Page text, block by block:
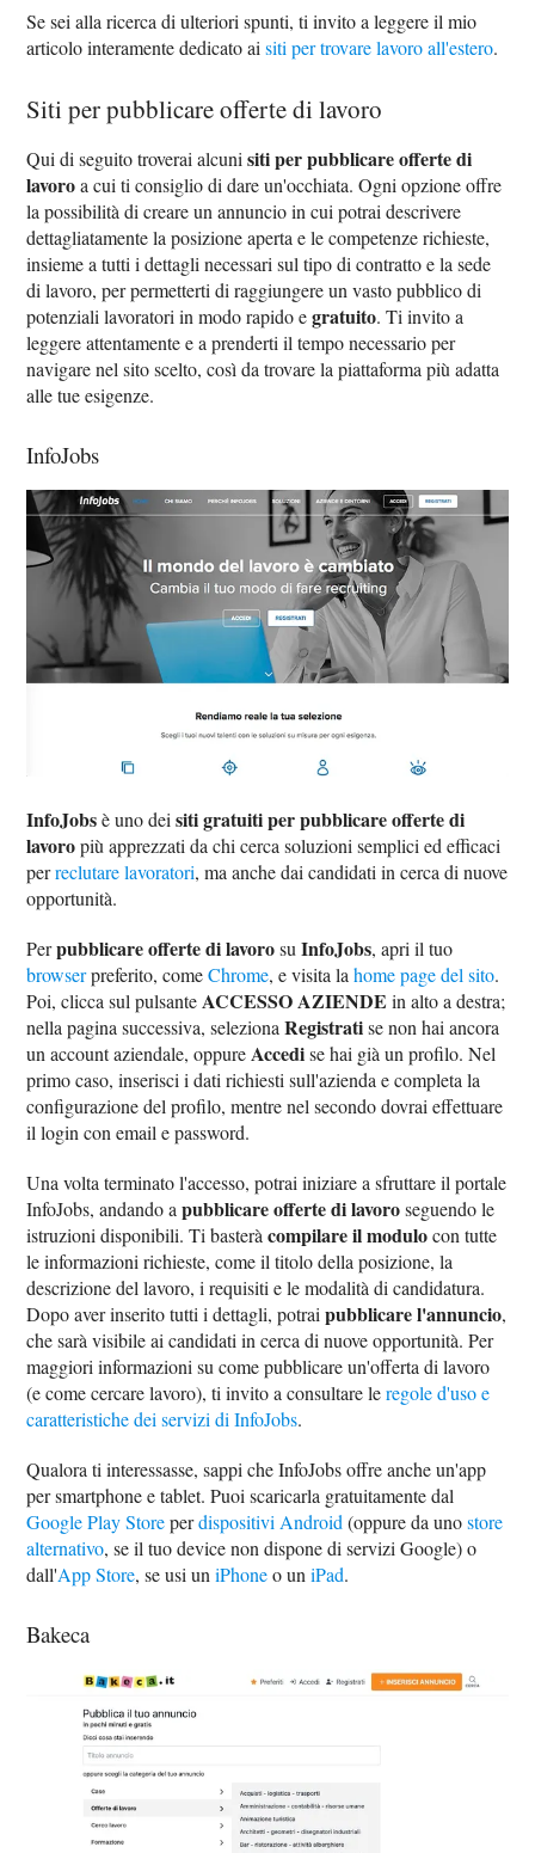
Se sei alla ricerca di ulteriori spunti, ti invito a leggere il mio
articolo interamente dedicato aisiti per trovare lavoro all'estero.
Siti per pubblicare offerte di lavoro
Qui di seguito troverai alcunisiti per pubblicare offerte di
lavoroa cui ti consiglio di dare un'occhiata. Ogni opzione offre
la possibilità di creare un annuncio in cui potrai descrivere
dettagliatamente la posizione aperta e le competenze richieste,
insieme a tutti i dettagli necessari sul tipo di contratto e la sede
di lavoro, per permetterti di raggiungere un vasto pubblico di
potenziali lavoratori in modo rapido egratuito. Ti invito a
leggere attentamente e a prenderti il tempo necessario per
navigare nel sito scelto, così da trovare la piattaforma più adatta
alle tue esigenze.
InfoJobs
InfoJobsè uno deisiti gratuiti per pubblicare offerte di
lavoropiù apprezzati da chi cerca soluzioni semplici ed efficaci
perreclutare lavoratori, ma anche dai candidati in cerca di nuove
opportunità.
Perpubblicare offerte di lavorosuInfoJobs, apri il tuo
browserpreferito, comeChrome, e visita lahome page del sito.
Poi, clicca sul pulsanteACCESSO AZIENDE in alto a destra;
nella pagina successiva, selezionaRegistratise non hai ancora
un account aziendale, oppureAccedise hai già un profilo. Nel
primo caso, inserisci i dati richiesti sull'azienda e completa la
configurazione del profilo, mentre nel secondo dovrai effettuare
il login con email e password.
Una volta terminato l'accesso, potrai iniziare a sfruttare il portale
InfoJobs, andando apubblicare offerte di lavoroseguendo le
istruzioni disponibili. Ti basteràcompilare il modulocon tutte
le informazioni richieste, come il titolo della posizione, la
descrizione del lavoro, i requisiti e le modalità di candidatura.
Dopo aver inserito tutti i dettagli, potraipubblicare l'annuncio,
che sarà visibile ai candidati in cerca di nuove opportunità. Per
maggiori informazioni su come pubblicare un'offerta di lavoro
(e come cercare lavoro), ti invito a consultare leregole d'uso e
caratteristiche dei servizi di InfoJobs.
Qualora ti interessasse, sappi che InfoJobs offre anche un'app
per smartphone e tablet. Puoi scaricarla gratuitamente dal
Google Play Storeperdispositivi Android(oppure da unostore
alternativo, se il tuo device non dispone di servizi Google) o
dall'App Store, se usi uniPhoneo uniPad.
Bakeca